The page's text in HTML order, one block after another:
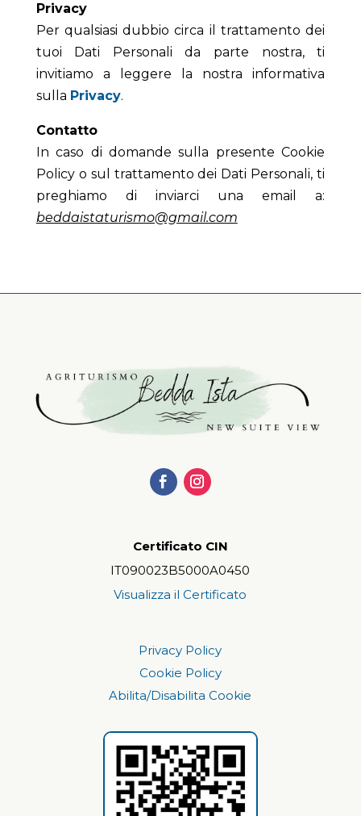
Privacy
Per qualsiasi dubbio circa il trattamento dei
tuoi Dati Personali da parte nostra, ti
invitiamo a leggere la nostra informativa
sulla Privacy.
Contatto
In caso di domande sulla presente Cookie
Policy o sul trattamento dei Dati Personali, ti
preghiamo di inviarci una email a:
beddaistaturismo@gmail.com
Certificato CIN
IT090023B5000A0450
Visualizza il Certificato
Privacy Policy
Cookie Policy
Abilita/Disabilita Cookie